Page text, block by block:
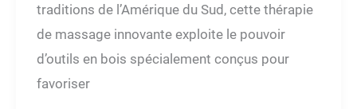
traditions ‍de l’Amérique du Sud, cette thérapie
de massage innovante exploite le‍ pouvoir
d’outils en bois spécialement conçus pour
favoriser